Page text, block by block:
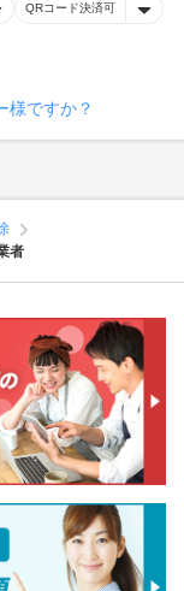
QRコード決済可
様ですか？
者